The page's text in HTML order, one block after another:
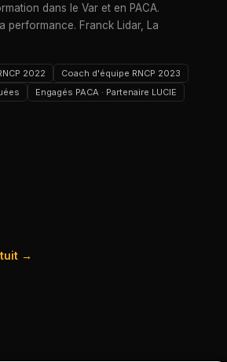
dans le Var et en PACA.
performance. Franck Lidar, La
2022
Coach d'équipe RNCP 2023
Engagés PACA · Partenaire LUCIE
→